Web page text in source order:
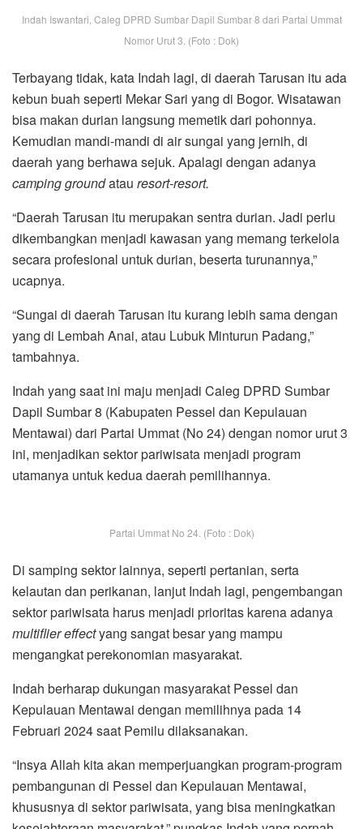
Indah Iswantari, Caleg DPRD Sumbar Dapil Sumbar 8 dari Partai Ummat
Nomor Urut 3. (Foto : Dok)
Terbayang tidak, kata Indah lagi, di daerah Tarusan itu ada
kebun buah seperti Mekar Sari yang di Bogor. Wisatawan
bisa makan durian langsung memetik dari pohonnya.
Kemudian mandi-mandi di air sungai yang jernih, di
daerah yang berhawa sejuk. Apalagi dengan adanya
camping groundatau resort-resort.
“Daerah Tarusan itu merupakan sentra durian. Jadi perlu
dikembangkan menjadi kawasan yang memang terkelola
secara profesional untuk durian, beserta turunannya,”
ucapnya.
“Sungai di daerah Tarusan itu kurang lebih sama dengan
yang di Lembah Anai, atau Lubuk Minturun Padang,”
tambahnya.
Indah yang saat ini maju menjadi Caleg DPRD Sumbar
Dapil Sumbar 8 (Kabupaten Pessel dan Kepulauan
Mentawai) dari Partai Ummat (No 24) dengan nomor urut 3
ini, menjadikan sektor pariwisata menjadi program
utamanya untuk kedua daerah pemilihannya.
Partai Ummat No 24. (Foto : Dok)
Di samping sektor lainnya, seperti pertanian, serta
kelautan dan perikanan, lanjut Indah lagi, pengembangan
sektor pariwisata harus menjadi prioritas karena adanya
multiflier effectyang sangat besar yang mampu
mengangkat perekonomian masyarakat.
Indah berharap dukungan masyarakat Pessel dan
Kepulauan Mentawai dengan memilihnya pada 14
Februari 2024 saat Pemilu dilaksanakan.
“Insya Allah kita akan memperjuangkan program-program
pembangunan di Pessel dan Kepulauan Mentawai,
khususnya di sektor pariwisata, yang bisa meningkatkan